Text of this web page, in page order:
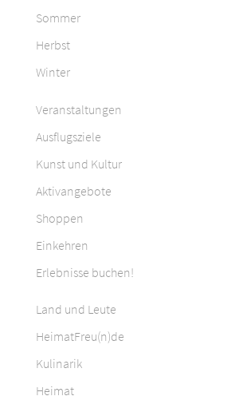
Sommer
Herbst
Winter
Veranstaltungen
Ausflugsziele
Kunst und Kultur
Aktivangebote
Shoppen
Einkehren
Erlebnisse buchen!
Land und Leute
HeimatFreu(n)de
Kulinarik
Heimat